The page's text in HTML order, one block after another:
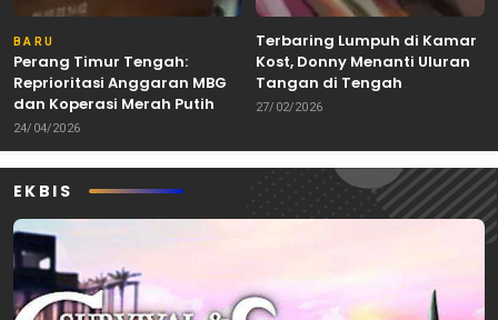
BARU
Perang Timur Tengah:
Reprioritasi Anggaran MBG
dan Koperasi Merah Putih
24/04/2026
Terbaring Lumpuh di Kamar
Kost, Donny Menanti Uluran
Tangan di Tengah
Keterbatasan
27/02/2026
EKBIS